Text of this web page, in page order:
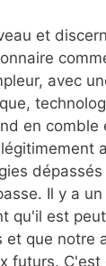
et
avec
en comble
Il y a
qu'il est
que notre
futurs. C'est